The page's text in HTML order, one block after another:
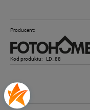
Producent:
Kod produktu: LD_88
Opis